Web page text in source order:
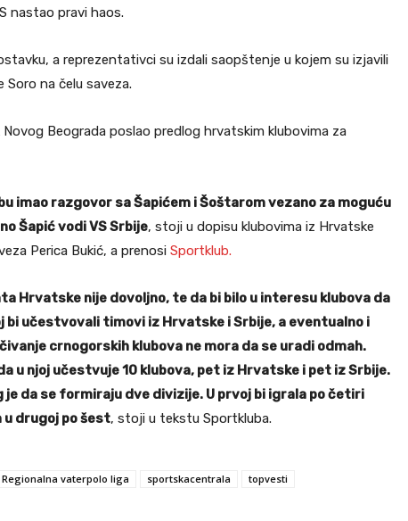
nastao pravi haos.
a reprezentativci su izdali saopštenje u kojem su izjavili
Soro na čelu saveza.
Beograda poslao predlog hrvatskim klubovima za
imao razgovor sa Šapićem i Šoštarom vezano za moguću
Šapić vodi VS Srbije, stoji u dopisu klubovima iz Hrvatske
Perica Bukić, a prenosi Sportklub.
Hrvatske nije dovoljno, te da bi bilo u interesu klubova da
bi učestvovali timovi iz Hrvatske i Srbije, a eventualno i
crnogorskih klubova ne mora da se uradi odmah.
u njoj učestvuje 10 klubova, pet iz Hrvatske i pet iz Srbije.
da se formiraju dve divizije. U prvoj bi igrala po četiri
u drugoj po šest, stoji u tekstu Sportkluba.
Regionalna vaterpolo liga sportskacentrala
topvesti